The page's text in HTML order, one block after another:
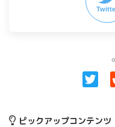
ピックアップコンテンツ